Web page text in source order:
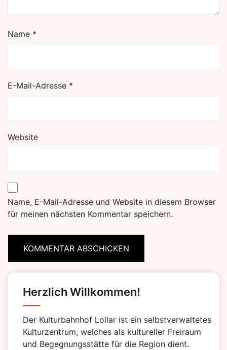
Name *
E-Mail-Adresse *
Website
Name, E-Mail-Adresse und Website in diesem Browser
für meinen nächsten Kommentar speichern.
Herzlich Willkommen!
Der Kulturbahnhof Lollar ist ein selbstverwaltetes
Kulturzentrum, welches als kultureller Freiraum
und Begegnungsstätte für die Region dient.